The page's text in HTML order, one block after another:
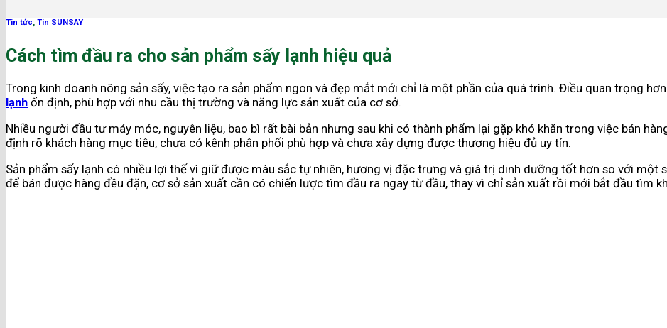
Tin tức, Tin SUNSAY
Cách tìm đầu ra cho sản phẩm sấy lạnh hiệu quả
Trong kinh doanh nông sản sấy, việc tạo ra sản phẩm ngon và đẹp mắt mới chỉ là một phần của quá trình. Điều quan trọng
lạnh ổn định, phù hợp với nhu cầu thị trường và năng lực sản xuất của cơ sở.
Nhiều người đầu tư máy móc, nguyên liệu, bao bì rất bài bản nhưng sau khi có thành phẩm lại gặp khó khăn trong việc bán
định rõ khách hàng mục tiêu, chưa có kênh phân phối phù hợp và chưa xây dựng được thương hiệu đủ uy tín.
Sản phẩm sấy lạnh có nhiều lợi thế vì giữ được màu sắc tự nhiên, hương vị đặc trưng và giá trị dinh dưỡng tốt hơn so với một
để bán được hàng đều đặn, cơ sở sản xuất cần có chiến lược tìm đầu ra ngay từ đầu, thay vì chỉ sản xuất rồi mới bắt đầu tìm